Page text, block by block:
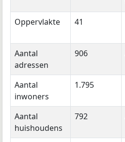
Oppervlakte
41
Aantal
adressen
906
Aantal
inwoners
1.795
Aantal
huishoudens
792